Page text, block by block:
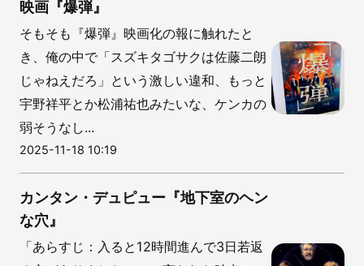
映画『爆弾』
そもそも『爆弾』映画化の報に触れたと
き、俺の中で「スズキタゴサクは佐藤二朗
じゃねえだろ」という激しい違和、もっと
宇野祥平とか松浦祐也みたいな、ケンカの
弱そうなし...
2025-11-18 10:19
カンタン・デュピュー『地下室のヘン
な穴』
「あらすじ：入ると12時間進んで3日若返